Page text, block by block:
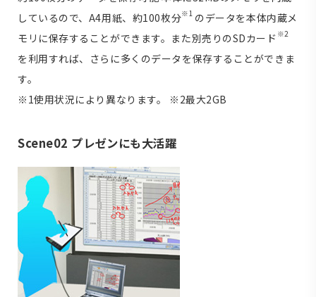
しているので、A4用紙、約100枚分※1 のデータを本体内蔵メ
モリに保存することができます。また別売りのSDカード ※2
を利用すれば、さらに多くのデータを保存することができま
す。
※1使用状況により異なります。 ※2最大2GB
Scene02 プレゼンにも大活躍